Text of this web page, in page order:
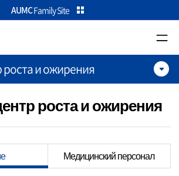
본문으로 가기
주메뉴로 가기
카피라이트로 가기
AUMCFamily Site
и ожирения
роста и ожирения
Медицинский персонал